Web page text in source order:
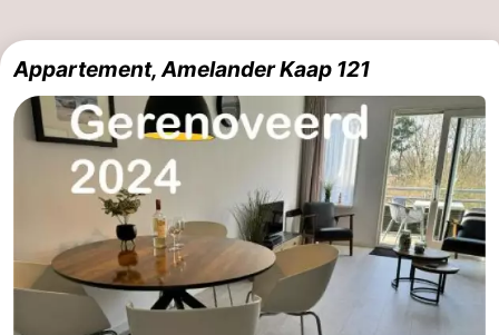
Appartement, Amelander Kaap 121